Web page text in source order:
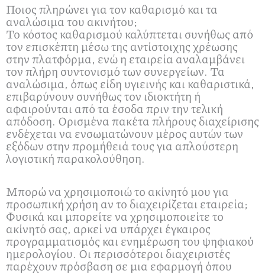
Ποιος πληρώνει για τον καθαρισμό και τα
αναλώσιμα του ακινήτου;
Το κόστος καθαρισμού καλύπτεται συνήθως από
τον επισκέπτη μέσω της αντίστοιχης χρέωσης
στην πλατφόρμα, ενώ η εταιρεία αναλαμβάνει
τον πλήρη συντονισμό των συνεργείων. Τα
αναλώσιμα, όπως είδη υγιεινής και καθαριστικά,
επιβαρύνουν συνήθως τον ιδιοκτήτη ή
αφαιρούνται από τα έσοδα πριν την τελική
απόδοση. Ορισμένα πακέτα πλήρους διαχείρισης
ενδέχεται να ενσωματώνουν μέρος αυτών των
εξόδων στην προμήθειά τους για απλούστερη
λογιστική παρακολούθηση.
Μπορώ να χρησιμοποιώ το ακίνητό μου για
προσωπική χρήση αν το διαχειρίζεται εταιρεία;
Φυσικά και μπορείτε να χρησιμοποιείτε το
ακίνητό σας, αρκεί να υπάρχει έγκαιρος
προγραμματισμός και ενημέρωση του ψηφιακού
ημερολογίου. Οι περισσότεροι διαχειριστές
παρέχουν πρόσβαση σε μια εφαρμογή όπου